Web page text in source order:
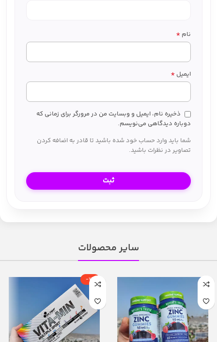
نام *
ایمیل *
ذخیره نام، ایمیل و وبسایت من در مرورگر برای زمانی که
دوباره دیدگاهی می‌نویسم.
شما باید وارد حساب خود شده باشید تا قادر به اضافه کردن
تصاویر در نظرات باشید.
سایر محصولات
-7%